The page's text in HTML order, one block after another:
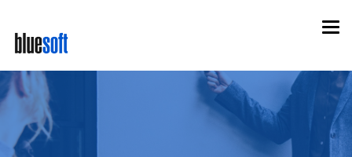
main
content